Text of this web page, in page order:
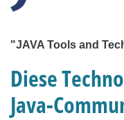
"JAVA Tools and
Diese
Java-